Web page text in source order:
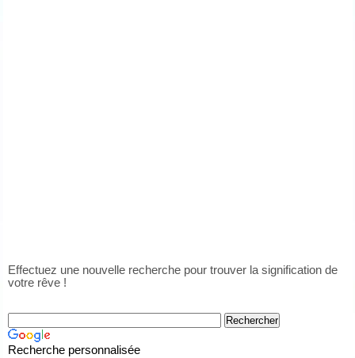
Effectuez une nouvelle recherche pour trouver la signification de
votre rêve !
Recherche personnalisée